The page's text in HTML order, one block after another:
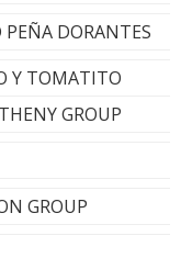
DORANTES
Y TOMATITO
GROUP
GROUP